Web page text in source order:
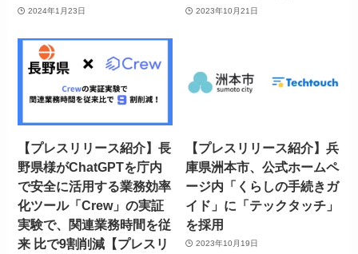
2024年1月23日 2023年10月21日
【プレスリリース紹介】長
野県様がChatGPTを庁内
で安全に活用する業務効率
化ツール「Crew」の実証
実験で、関連業務時間を従
来 比で9割削減【プレスリ
【プレスリリース紹介】兵
庫県洲本市、公式ホームペ
ージ内「くらしの手続きガ
イド」に「テックタッチ」
を採用
2023年10月19日